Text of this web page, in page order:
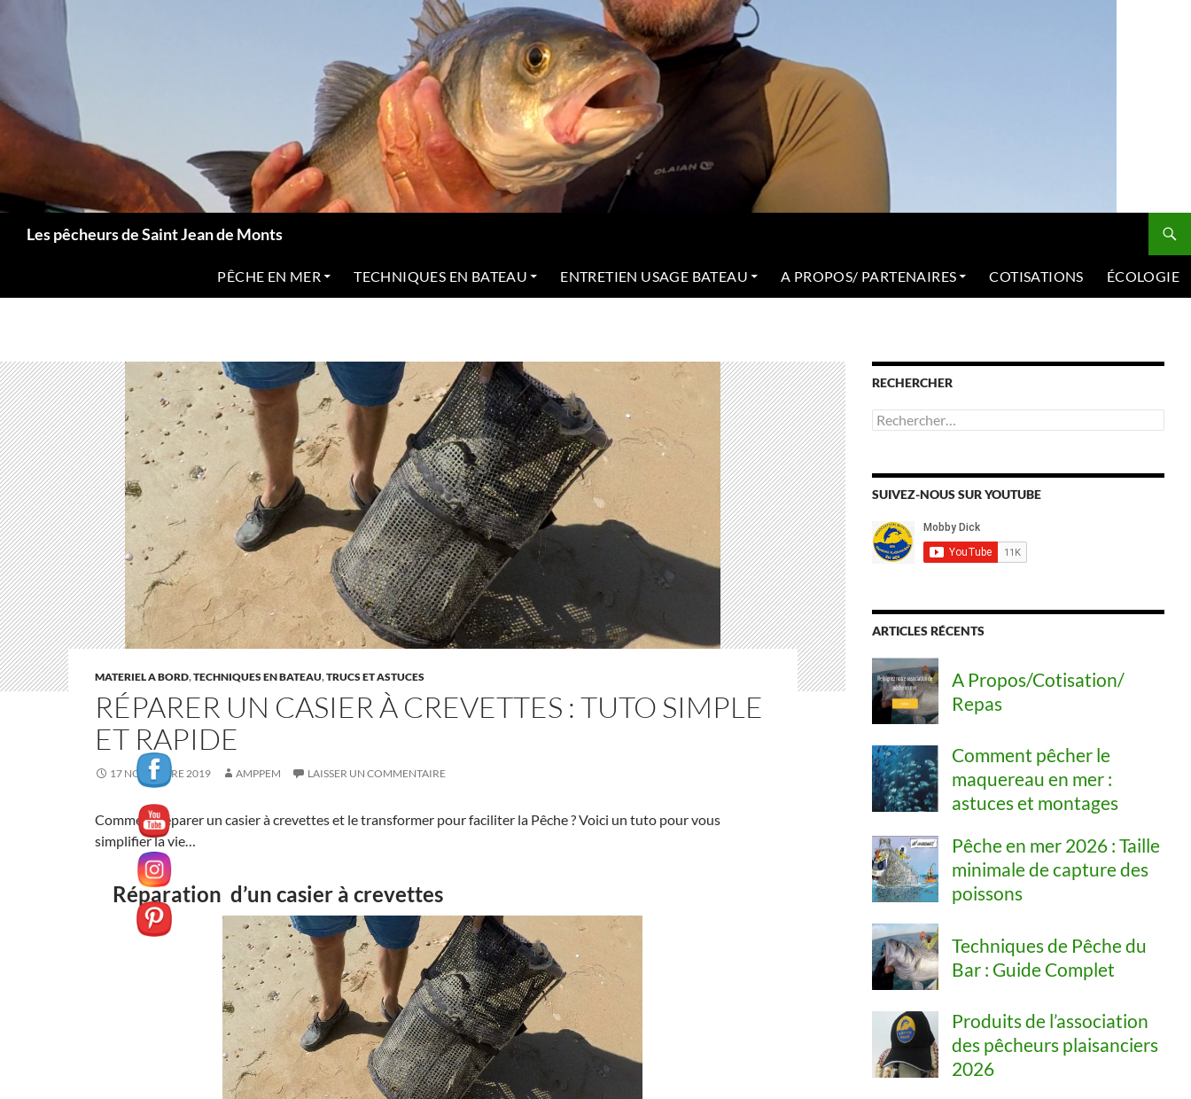
Les pêcheurs de Saint Jean de Monts
PÊCHE EN MER TECHNIQUES EN BATEAU ENTRETIEN USAGE BATEAU A PROPOS/ PARTENAIRES COTISATIONS ÉCOLOGIE
MATERIEL A BORD,TECHNIQUES EN BATEAU,TRUCS ET ASTUCES
RÉPARER UN CASIER À CREVETTES : TUTO SIMPLE
ET RAPIDE
17 NOVEMBRE 2019 AMPPEM LAISSER UN COMMENTAIRE
Comment réparer un casier à crevettes et le transformer pour faciliter la Pêche ? Voici un tuto pour vous
simplifier la vie…
Réparation d’un casier à crevettes
RECHERCHER
Rechercher :
SUIVEZ-NOUS SUR YOUTUBE
ARTICLES RÉCENTS
A Propos/Cotisation/
Repas
Comment pêcher le
maquereau en mer :
astuces et montages
Pêche en mer 2026 : Taille
minimale de capture des
poissons
Techniques de Pêche du
Bar : Guide Complet
Produits de l’association
des pêcheurs plaisanciers
2026